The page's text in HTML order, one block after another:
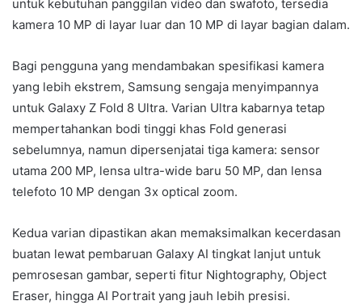
untuk kebutuhan panggilan video dan swafoto, tersedia
kamera 10 MP di layar luar dan 10 MP di layar bagian dalam.
Bagi pengguna yang mendambakan spesifikasi kamera
yang lebih ekstrem, Samsung sengaja menyimpannya
untuk Galaxy Z Fold 8 Ultra. Varian Ultra kabarnya tetap
mempertahankan bodi tinggi khas Fold generasi
sebelumnya, namun dipersenjatai tiga kamera: sensor
utama 200 MP, lensa ultra-wide baru 50 MP, dan lensa
telefoto 10 MP dengan 3x optical zoom.
Kedua varian dipastikan akan memaksimalkan kecerdasan
buatan lewat pembaruan Galaxy AI tingkat lanjut untuk
pemrosesan gambar, seperti fitur Nightography, Object
Eraser, hingga AI Portrait yang jauh lebih presisi.